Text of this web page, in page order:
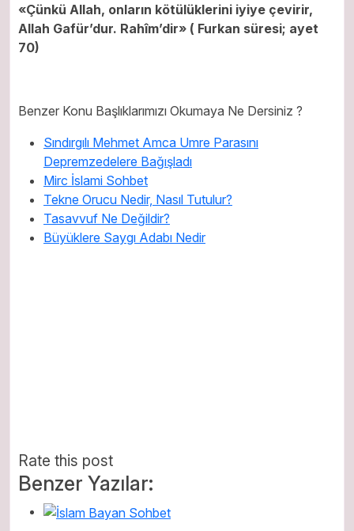
«Çünkü Allah, onların kötülüklerini iyiye çevirir,
Allah Gafür’dur. Rahîm’dir» ( Furkan süresi; ayet
70)
Benzer Konu Başlıklarımızı Okumaya Ne Dersiniz ?
Sındırgılı Mehmet Amca Umre Parasını
Depremzedelere Bağışladı
Mirc İslami Sohbet
Tekne Orucu Nedir, Nasıl Tutulur?
Tasavvuf Ne Değildir?
Büyüklere Saygı Adabı Nedir
Rate this post
Benzer Yazılar: